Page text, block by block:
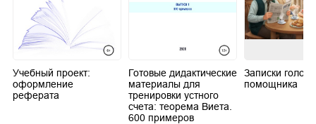
Учебный проект:
оформление
реферата
Готовые дидактические
материалы для
тренировки устного
счета: теорема Виета.
600 примеров
Записки
помощника